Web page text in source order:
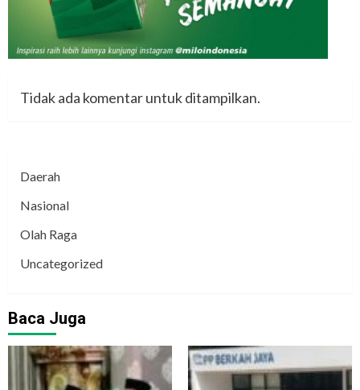
Tidak ada komentar untuk ditampilkan.
Daerah
Nasional
Olah Raga
Uncategorized
Baca Juga